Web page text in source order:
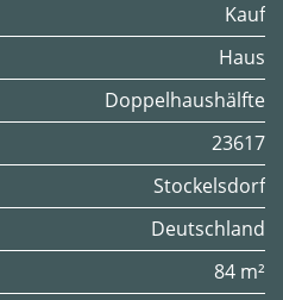
Kauf
Haus
Doppelhaushälfte
23617
Stockelsdorf
Deutschland
84 m²